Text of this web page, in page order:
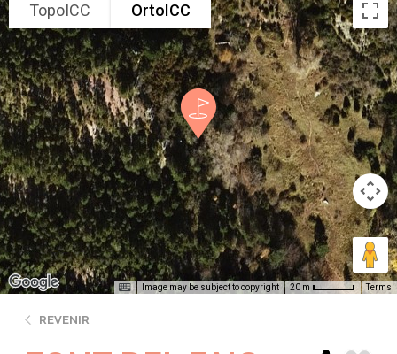
TopoICC OrtoICC
Image may be subject to copyright 20 m Terms
REVENIR